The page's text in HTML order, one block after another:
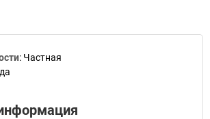
: Частная